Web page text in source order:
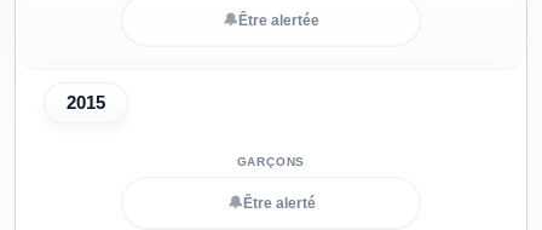
🔔 Être alertée
2015
🔔 Être alerté